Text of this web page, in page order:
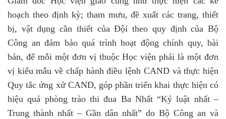
hoạch theo định kỳ; tham mưu, đề xuất các trang, thiết
bị, vật dụng cần thiết của Đội theo quy định của Bộ
Công an đảm bảo quá trình hoạt động chính quy, bài
bản, để mỗi một đơn vị thuộc Học viện phải là một đơn
vị kiểu mẫu về chấp hành điều lệnh CAND và thực hiện
Quy tắc ứng xử CAND, góp phần triển khai thực hiện có
hiệu quả phòng trào thi đua Ba Nhất “Kỷ luật nhất –
Trung thành nhất – Gần dân nhất” do Bộ Công an và